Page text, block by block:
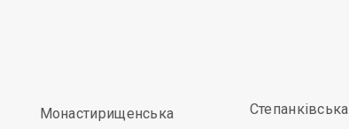
Монастирищенська
Степанківська